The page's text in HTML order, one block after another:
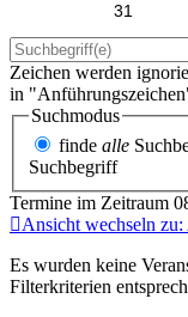
31
Zeichen werden
in
Suchmodus
finde alle
Suchbegriff
Termine im Zeitraum
Ansicht wechseln zu:
Es wurden keine
Filterkriterien